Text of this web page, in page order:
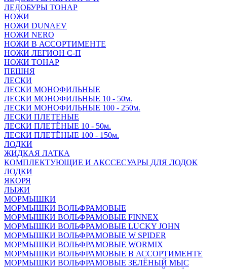
ЛЕДОБУРЫ ТОНАР
НОЖИ
НОЖИ DUNAEV
НОЖИ NERO
НОЖИ В АССОРТИМЕНТЕ
НОЖИ ЛЕГИОН С-П
НОЖИ ТОНАР
ПЕШНЯ
ЛЕСКИ
ЛЕСКИ МОНОФИЛЬНЫЕ
ЛЕСКИ МОНОФИЛЬНЫЕ 10 - 50м.
ЛЕСКИ МОНОФИЛЬНЫЕ 100 - 250м.
ЛЕСКИ ПЛЕТЕНЫЕ
ЛЕСКИ ПЛЕТЁНЫЕ 10 - 50м.
ЛЕСКИ ПЛЕТЁНЫЕ 100 - 150м.
ЛОДКИ
ЖИДКАЯ ЛАТКА
КОМПЛЕКТУЮЩИЕ И АКССЕСУАРЫ ДЛЯ ЛОДОК
ЛОДКИ
ЯКОРЯ
ЛЫЖИ
МОРМЫШКИ
МОРМЫШКИ ВОЛЬФРАМОВЫЕ
МОРМЫШКИ ВОЛЬФРАМОВЫЕ FINNEX
МОРМЫШКИ ВОЛЬФРАМОВЫЕ LUCKY JOHN
МОРМЫШКИ ВОЛЬФРАМОВЫЕ W SPIDER
МОРМЫШКИ ВОЛЬФРАМОВЫЕ WORMIX
МОРМЫШКИ ВОЛЬФРАМОВЫЕ В АССОРТИМЕНТЕ
МОРМЫШКИ ВОЛЬФРАМОВЫЕ ЗЕЛЁНЫЙ МЫС